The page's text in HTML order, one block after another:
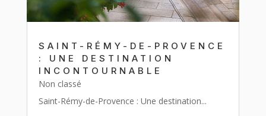
SAINT-RÉMY-DE-PROVENCE
: UNE DESTINATION
INCONTOURNABLE
Non classé
Saint-Rémy-de-Provence : Une destination...